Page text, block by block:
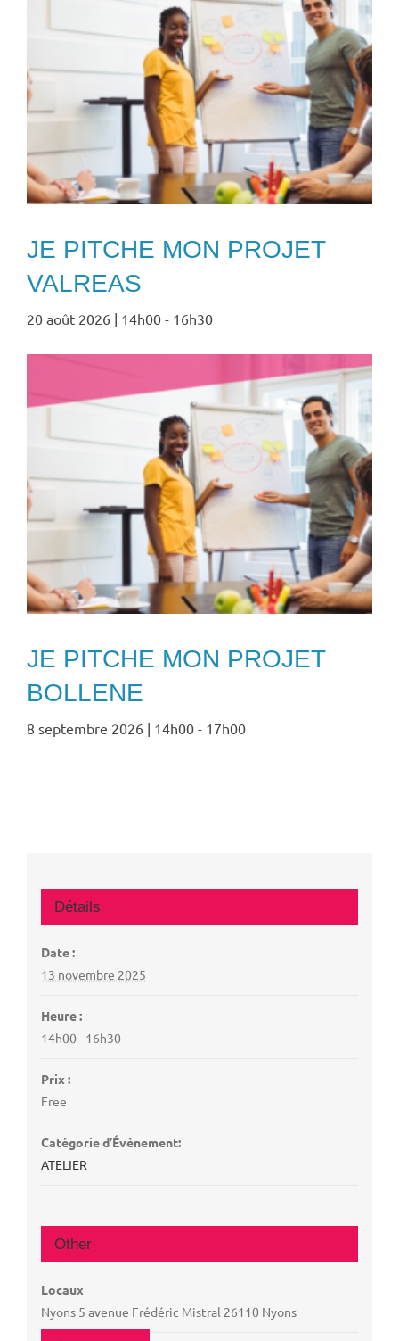
JE PITCHE MON PROJET
VALREAS
20 août 2026 | 14h00 - 16h30
JE PITCHE MON PROJET
BOLLENE
8 septembre 2026 | 14h00 - 17h00
Détails
Date :
13 novembre 2025
Heure :
14h00 - 16h30
Prix :
Free
Catégorie d’Évènement:
ATELIER
Other
Locaux
Nyons 5 avenue Frédéric Mistral 26110 Nyons